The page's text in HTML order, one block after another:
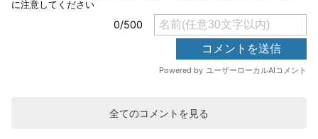
全てのコメントを見る